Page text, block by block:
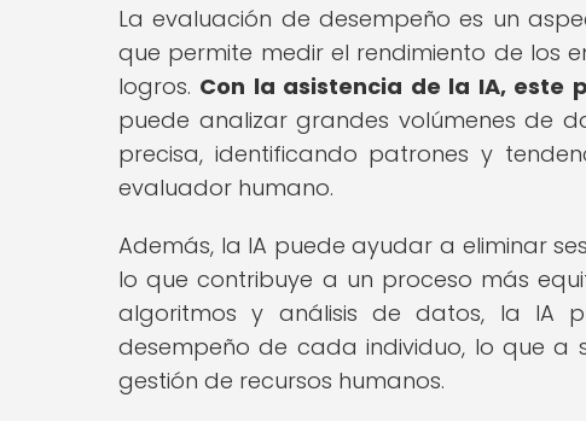
La evaluación de desempeño es un
que permite medir el rendimiento de los
logros. Con la asistencia de la IA, este
puede analizar grandes volúmenes de
precisa, identificando patrones y
evaluador humano.
Además, la IA puede ayudar a eliminar
lo que contribuye a un proceso más
algoritmos y análisis de datos, la IA
desempeño de cada individuo, lo que a
gestión de recursos humanos.